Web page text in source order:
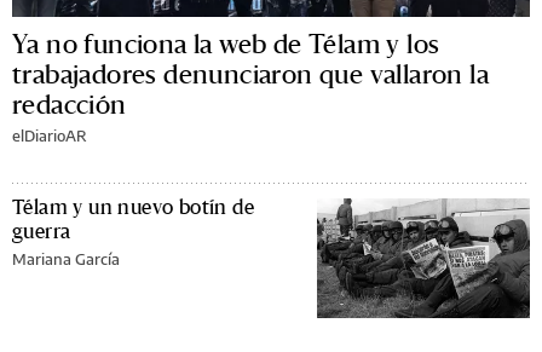
Ya no funciona la web de Télam y los
trabajadores denunciaron que vallaron la
redacción
elDiarioAR
Télam y un nuevo botín de
guerra
Mariana García